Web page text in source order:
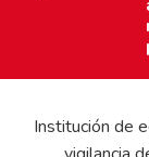
Institución de